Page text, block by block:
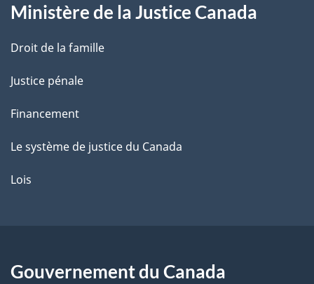
e
Ministère de la Justice Canada
Droit de la famille
Justice pénale
Financement
Le système de justice du Canada
Lois
Gouvernement du Canada